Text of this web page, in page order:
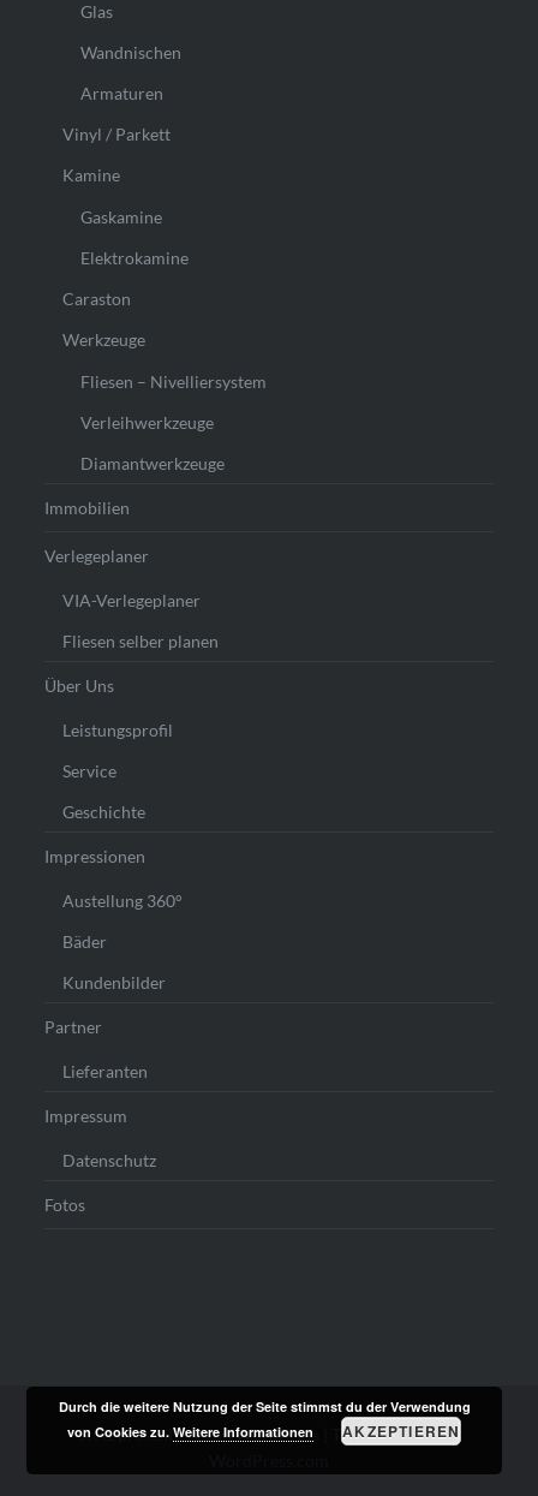
Glas
Wandnischen
Armaturen
Vinyl / Parkett
Kamine
Gaskamine
Elektrokamine
Caraston
Werkzeuge
Fliesen – Nivelliersystem
Verleihwerkzeuge
Diamantwerkzeuge
Immobilien
Verlegeplaner
VIA-Verlegeplaner
Fliesen selber planen
Über Uns
Leistungsprofil
Service
Geschichte
Impressionen
Austellung 360°
Bäder
Kundenbilder
Partner
Lieferanten
Impressum
Datenschutz
Fotos
Stolz präsentiert von WordPress
Theme: Dyad von
Durch die weitere Nutzung der Seite stimmst du der Verwendung
von Cookies zu.Weitere Informationen AKZEPTIEREN